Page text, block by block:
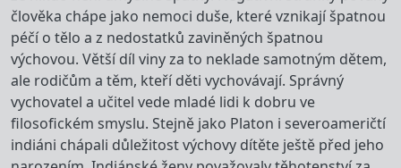
člověka chápe jako nemoci duše, které vznikají špatnou
péčí o tělo a z nedostatků zaviněných špatnou
výchovou. Větší díl viny za to neklade samotným dětem,
ale rodičům a těm, kteří děti vychovávají. Správný
vychovatel a učitel vede mladé lidi k dobru ve
filosofickém smyslu. Stejně jako Platon i severoameričtí
indiáni chápali důležitost výchovy dítěte ještě před jeho